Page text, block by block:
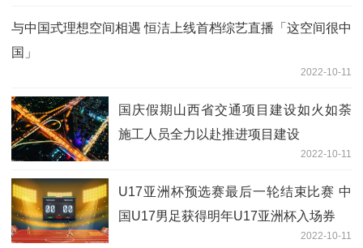
与中国式理想空间相遇 恒洁上线首档综艺直播「这空间很中
国」
2022-10-11
国庆假期山西省交通项目建设如火如荼
施工人员全力以赴推进项目建设
2022-10-11
U17亚洲杯预选赛最后一轮结束比赛 中
国U17男足获得明年U17亚洲杯入场券
2022-10-11